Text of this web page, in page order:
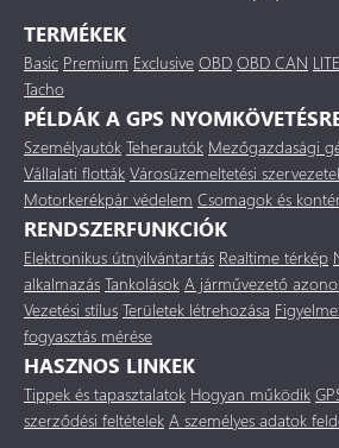
TERMÉKEK
Basic Premium Exclusive OBD OBD CAN LITE
Tacho
PÉLDÁK A GPS
Személyautók Teherautók Mezőgazdasági
Vállalati flották Városüzemeltetési
Motorkerékpár védelem Csomagok és
RENDSZERFUNKCIÓK
Elektronikus útnyilvántartás Realtime térkép
alkalmazás Tankolások A járművezető
Vezetési stílus Területek létrehozása
fogyasztás mérése
HASZNOS LINKEK
Tippek és tapasztalatok Hogyan működik
szerződési feltételek A személyes adatok